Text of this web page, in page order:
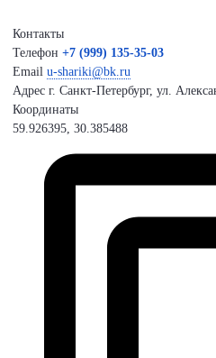
Контакты
Телефон +7 (999) 135-35-03
Email u-shariki@bk.ru
Адрес г. Санкт-Петербург, ул.
Координаты
59.926395, 30.385488